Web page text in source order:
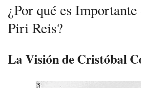
¿Por qué es
Piri Reis?
La Visión de Cristóbal